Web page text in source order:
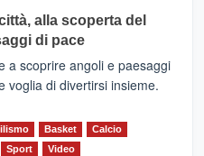
alla scoperta del
di pace
a scoprire angoli e paesaggi
voglia di divertirsi insieme.
Basket
Calcio
Sport Video